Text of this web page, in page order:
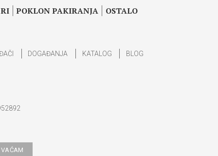
POKLON PAKIRANJA OSTALO
DOGAĐANJA KATALOG BLOG